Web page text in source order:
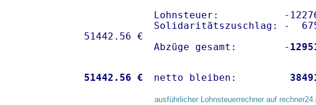
Lohnsteuer:           -
Solidaritätszuschlag: -
Abzüge gesamt:        -
51442.56 € netto bleiben:
ausführlicher Lohnsteuerrechner auf